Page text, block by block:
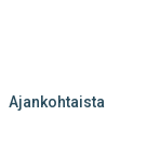
Ajankohtaista